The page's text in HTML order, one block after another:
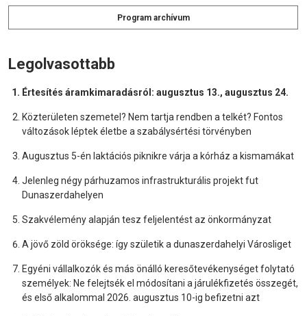
Program archívum
Legolvasottabb
Értesítés áramkimaradásról: augusztus 13., augusztus 24.
Közterületen szemetel? Nem tartja rendben a telkét? Fontos
változások léptek életbe a szabálysértési törvényben
Augusztus 5-én laktációs piknikre várja a kórház a kismamákat
Jelenleg négy párhuzamos infrastrukturális projekt fut
Dunaszerdahelyen
Szakvélemény alapján tesz feljelentést az önkormányzat
A jövő zöld öröksége: így születik a dunaszerdahelyi Városliget
Egyéni vállalkozók és más önálló keresőtevékenységet folytató
személyek: Ne felejtsék el módosítani a járulékfizetés összegét,
és első alkalommal 2026. augusztus 10-ig befizetni azt